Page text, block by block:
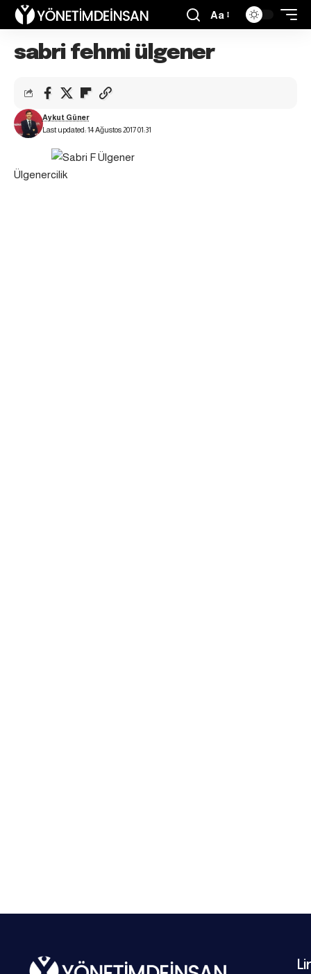
Aa
sabri fehmi ülgener
Last updated: 14 Ağustos 2017 01:31
Aykut Güner
Ülgenercilik